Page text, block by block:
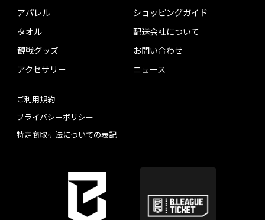
アパレル
タオル
観戦グッズ
アクセサリー
ショッピングガイド
配送会社について
お問い合わせ
ニュース
ご利用規約
プライバシーポリシー
特定商取引法についての表記